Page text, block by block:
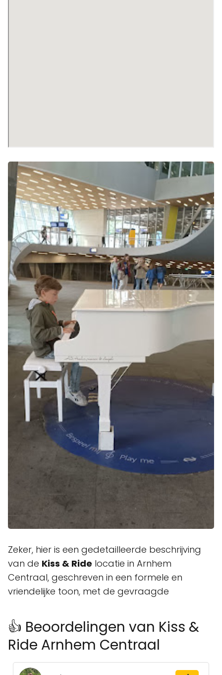
Zeker, hier is een gedetailleerde beschrijving
van de Kiss & Ride locatie in Arnhem
Centraal, geschreven in een formele en
vriendelijke toon, met de gevraagde
👍 Beoordelingen van Kiss &
Ride Arnhem Centraal